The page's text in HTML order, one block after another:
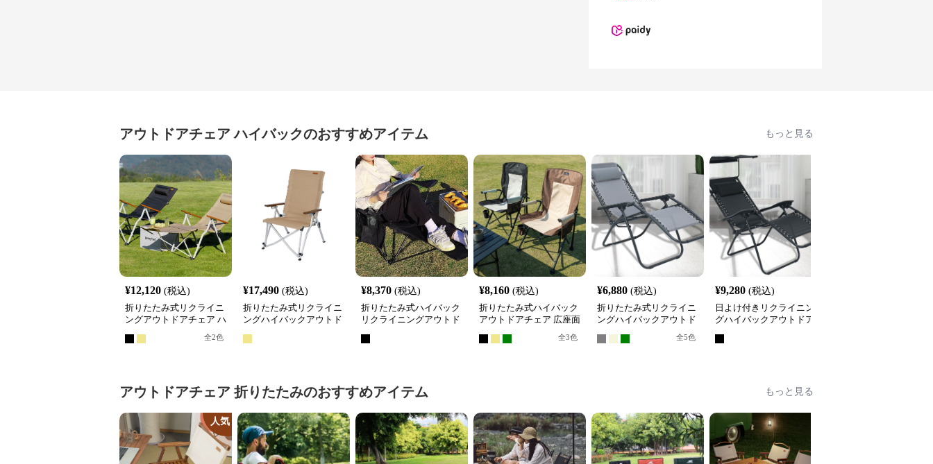
アウトドアチェア ハイバックのおすすめアイテム もっと見る
¥12,120 (税込)
折りたたみ式リクライニ
ングアウトドアチェア ハ
全2色
¥17,490 (税込)
折りたたみ式リクライニ
ングハイバックアウトド
¥8,370 (税込)
折りたたみ式ハイバック
リクライニングアウトド
¥8,160 (税込)
折りたたみ式ハイバック
アウトドアチェア 広座面
全3色
¥6,880 (税込)
折りたたみ式リクライニ
ングハイバックアウトド
全5色
¥9,280 (税込)
日よけ付きリクライニン
グハイバックアウトドア
アウトドアチェア 折りたたみのおすすめアイテム もっと見る
人気